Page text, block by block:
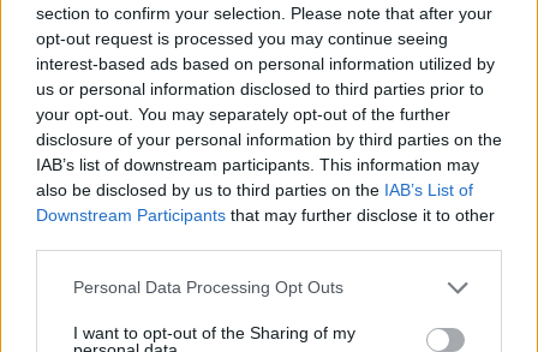
section to confirm your selection. Please note that after your
opt-out request is processed you may continue seeing
interest-based ads based on personal information utilized by
us or personal information disclosed to third parties prior to
your opt-out. You may separately opt-out of the further
disclosure of your personal information by third parties on the
IAB’s list of downstream participants. This information may
also be disclosed by us to third parties on the IAB’s List of
Downstream Participants that may further disclose it to other
Personal Data Processing Opt Outs
I want to opt-out of the Sharing of my